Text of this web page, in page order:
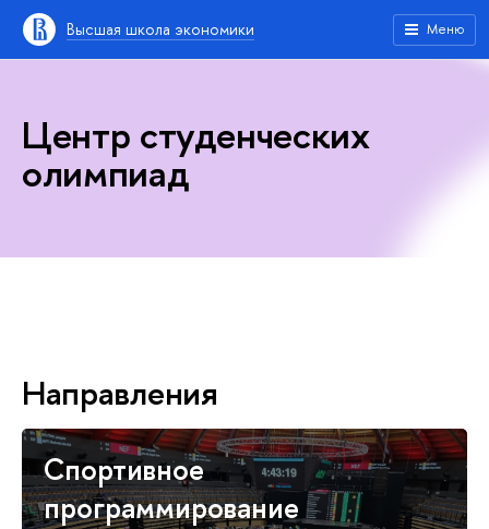
Высшая школа экономики Меню
Центр студенческих
олимпиад
Направления
Спортивное
программирование